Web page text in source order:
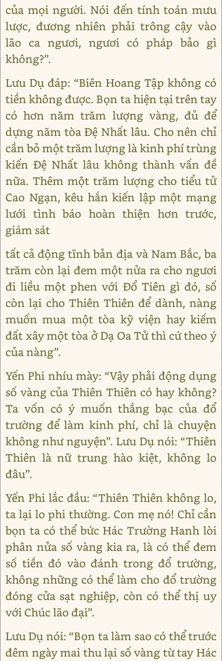
của mọi người. Nói đến tính toán mưu
lược, đương nhiên phải trông cậy vào
lão ca ngươi, ngươi có pháp bảo gì
không?”.
Lưu Dụ đáp: “Biên Hoang Tập không có
tiền không được. Bọn ta hiện tại trên tay
có hơn năm trăm lượng vàng, đủ để
dựng năm tòa Đệ Nhất lâu. Cho nên chỉ
cần bỏ một trăm lượng là kinh phí trùng
kiến Đệ Nhất lâu không thành vấn đề
nữa. Thêm một trăm lượng cho tiểu tử
Cao Ngạn, kêu hắn kiến lập một mạng
lưới tình báo hoàn thiện hơn trước,
giám sát
tất cả động tĩnh bản địa và Nam Bắc, ba
trăm còn lại đem một nửa ra cho ngươi
đi liều một phen với Đổ Tiên gì đó, số
còn lại cho Thiên Thiên để dành, nàng
muốn mua một tòa kỹ viện hay kiếm
đất xây một tòa ở Dạ Oa Tử thì cứ theo ý
của nàng”.
Yến Phi nhíu mày: “Vậy phải động dụng
số vàng của Thiên Thiên có hay không?
Ta vốn có ý muốn thắng bạc của đổ
trường để làm kinh phí, chỉ là chuyện
không như nguyện”. Lưu Dụ nói: “Thiên
Thiên là nữ trung hào kiệt, không lo
đâu”.
Yến Phi lắc đầu: “Thiên Thiên không lo,
ta lại lo phi thường. Con mẹ nó! Chỉ cần
bọn ta có thể bức Hác Trường Hanh lòi
phân nửa số vàng kia ra, là có thể đem
số tiền đó vào đánh trong đổ trường,
không những có thể làm cho đổ trường
đóng cửa sạt nghiệp, còn có thể thị uy
với Chúc lão đại”.
Lưu Dụ nói: “Bọn ta làm sao có thể trước
đêm ngày mai thu lại số vàng từ tay Hác